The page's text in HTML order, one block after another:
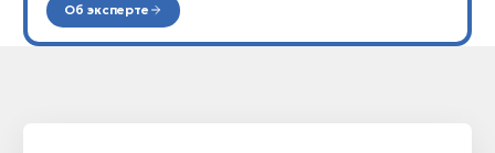
Об эксперте